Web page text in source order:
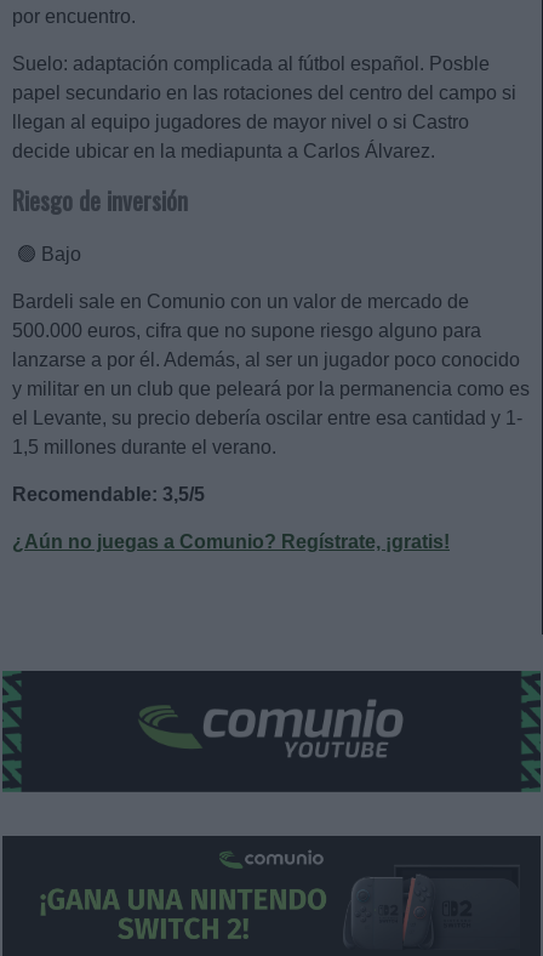
por encuentro.
Suelo: adaptación complicada al fútbol español. Posble
papel secundario en las rotaciones del centro del campo si
llegan al equipo jugadores de mayor nivel o si Castro
decide ubicar en la mediapunta a Carlos Álvarez.
Riesgo de inversión
🟢 Bajo
Bardeli sale en Comunio con un valor de mercado de
500.000 euros, cifra que no supone riesgo alguno para
lanzarse a por él. Además, al ser un jugador poco conocido
y militar en un club que peleará por la permanencia como es
el Levante, su precio debería oscilar entre esa cantidad y 1-
1,5 millones durante el verano.
Recomendable: 3,5/5
¿Aún no juegas a Comunio? Regístrate, ¡gratis!